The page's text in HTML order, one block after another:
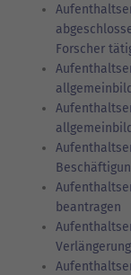
Forscher
beantragen